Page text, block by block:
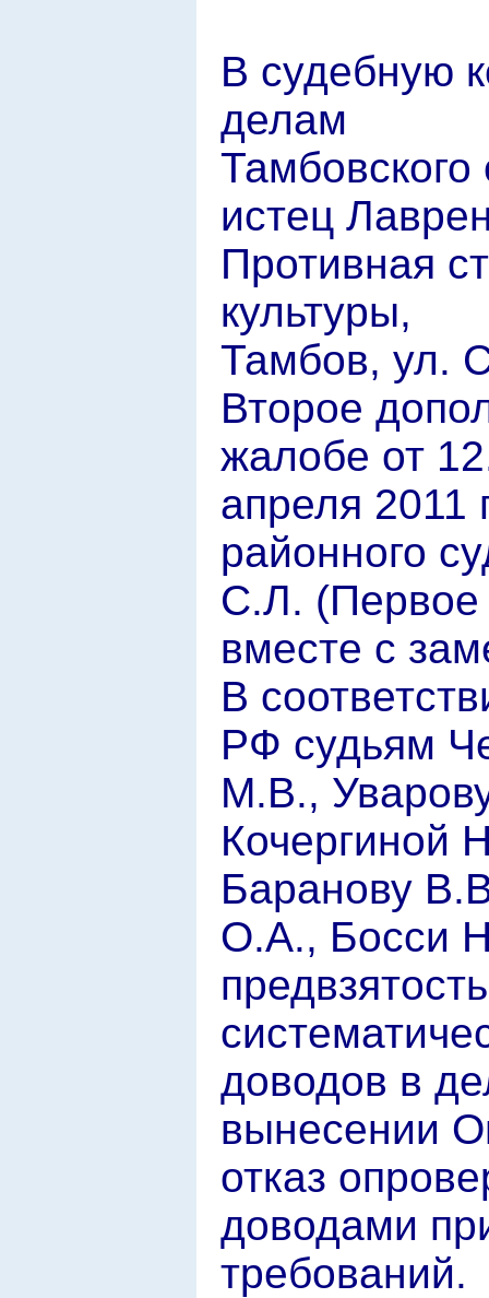
В судебную
делам
Тамбовского
истец
Противная
культуры,
Тамбов, ул.
Второе
жалобе от
апреля 2011
районного
С.Л. (Первое
вместе с
В
РФ судьям
М.В.,
Кочергиной
Баранову
О.А., Босси
доводов в
вынесении
отказ
доводами
требований.